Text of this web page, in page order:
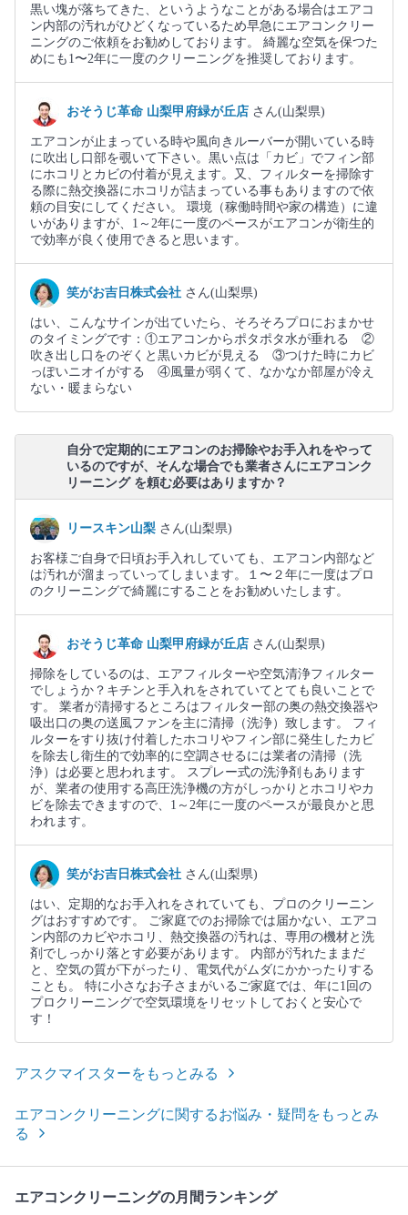
黒い塊が落ちてきた、というようなことがある場合はエアコ
ン内部の汚れがひどくなっているため早急にエアコンクリー
ニングのご依頼をお勧めしております。 綺麗な空気を保つた
めにも1〜2年に一度のクリーニングを推奨しております。
おそうじ革命 山梨甲府緑が丘店 さん(山梨県)
エアコンが止まっている時や風向きルーバーが開いている時
に吹出し口部を覗いて下さい。黒い点は「カビ」でフィン部
にホコリとカビの付着が見えます。又、フィルターを掃除す
る際に熱交換器にホコリが詰まっている事もありますので依
頼の目安にしてください。 環境（稼働時間や家の構造）に違
いがありますが、1～2年に一度のペースがエアコンが衛生的
で効率が良く使用できると思います。
笑がお吉日株式会社 さん(山梨県)
はい、こんなサインが出ていたら、そろそろプロにおまかせ
のタイミングです：①エアコンからポタポタ水が垂れる ②
吹き出し口をのぞくと黒いカビが見える ③つけた時にカビ
っぽいニオイがする ④風量が弱くて、なかなか部屋が冷え
ない・暖まらない
自分で定期的にエアコンのお掃除やお手入れをやって
いるのですが、そんな場合でも業者さんにエアコンク
リーニング を頼む必要はありますか？
リースキン山梨 さん(山梨県)
お客様ご自身で日頃お手入れしていても、エアコン内部など
は汚れが溜まっていってしまいます。１〜２年に一度はプロ
のクリーニングで綺麗にすることをお勧めいたします。
おそうじ革命 山梨甲府緑が丘店 さん(山梨県)
掃除をしているのは、エアフィルターや空気清浄フィルター
でしょうか？キチンと手入れをされていてとても良いことで
す。 業者が清掃するところはフィルター部の奥の熱交換器や
吸出口の奥の送風ファンを主に清掃（洗浄）致します。 フィ
ルターをすり抜け付着したホコリやフィン部に発生したカビ
を除去し衛生的で効率的に空調させるには業者の清掃（洗
浄）は必要と思われます。 スプレー式の洗浄剤もあります
が、業者の使用する高圧洗浄機の方がしっかりとホコリやカ
ビを除去できますので、1～2年に一度のペースが最良かと思
われます。
笑がお吉日株式会社 さん(山梨県)
はい、定期的なお手入れをされていても、プロのクリーニン
グはおすすめです。 ご家庭でのお掃除では届かない、エアコ
ン内部のカビやホコリ、熱交換器の汚れは、専用の機材と洗
剤でしっかり落とす必要があります。 内部が汚れたままだ
と、空気の質が下がったり、電気代がムダにかかったりする
ことも。 特に小さなお子さまがいるご家庭では、年に1回の
プロクリーニングで空気環境をリセットしておくと安心で
す！
アスクマイスターをもっとみる
エアコンクリーニングに関するお悩み・疑問をもっとみ
る
エアコンクリーニングの月間ランキング